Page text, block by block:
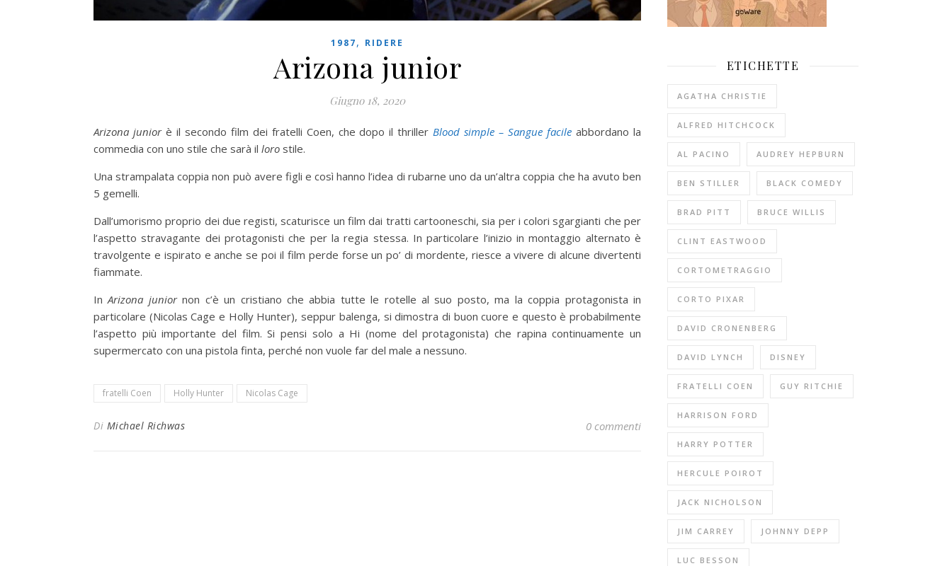
1987, RIDERE
Arizona junior
Giugno 18, 2020
Arizona juniorè il secondo film dei fratelli Coen, che dopo il thrillerBlood simple – Sangue facile abbordano la
commedia con uno stile che sarà il loro stile.
Una strampalata coppia non può avere figli e così hanno l’idea di rubarne uno da un’altra coppia che ha avuto ben
5 gemelli.
Dall’umorismo proprio dei due registi, scaturisce un film dai tratti cartooneschi, sia per i colori sgargianti che per
l’aspetto stravagante dei protagonisti che per la regia stessa. In particolare l’inizio in montaggio alternato è
travolgente e ispirato e anche se poi il film perde forse un po’ di mordente, riesce a vivere di alcune divertenti
fiammate.
InArizona juniornon c’è un cristiano che abbia tutte le rotelle al suo posto, ma la coppia protagonista in
particolare (Nicolas Cage e Holly Hunter), seppur balenga, si dimostra di buon cuore e questo è probabilmente
l’aspetto più importante del film. Si pensi solo a Hi (nome del protagonista) che rapina continuamente un
supermercato con una pistola finta, perché non vuole far del male a nessuno.
fratelli Coen Holly Hunter Nicolas Cage
Di Michael Richwas 0 commenti
ETICHETTE
AGATHA CHRISTIE
ALFRED HITCHCOCK
AL PACINO AUDREY HEPBURN
BEN STILLER BLACK COMEDY
BRAD PITT BRUCE WILLIS
CLINT EASTWOOD
CORTOMETRAGGIO
CORTO PIXAR
DAVID CRONENBERG
DAVID LYNCH DISNEY
FRATELLI COEN GUY RITCHIE
HARRISON FORD
HARRY POTTER
HERCULE POIROT
JACK NICHOLSON
JIM CARREY JOHNNY DEPP
LUC BESSON